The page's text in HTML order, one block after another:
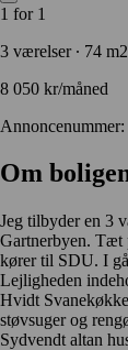
1 for 1
3 værelser ∙ 74
8 050 kr/måned
Annoncenummer:
Om
Jeg tilbyder en 3
Gartnerbyen. Tæt
kører til SDU. I
Lejligheden
Hvidt
støvsuger og
Sydvendt altan